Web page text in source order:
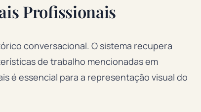
Profissionais
conversacional. O sistema recupera
de trabalho mencionadas em
é essencial para a representação visual do